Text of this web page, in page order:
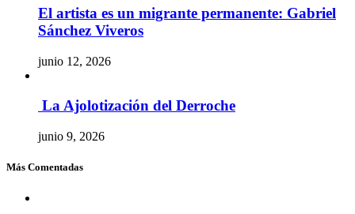
El artista es un migrante permanente: Gabriel
Sánchez Viveros
junio 12, 2026
La Ajolotización del Derroche
junio 9, 2026
Más Comentadas